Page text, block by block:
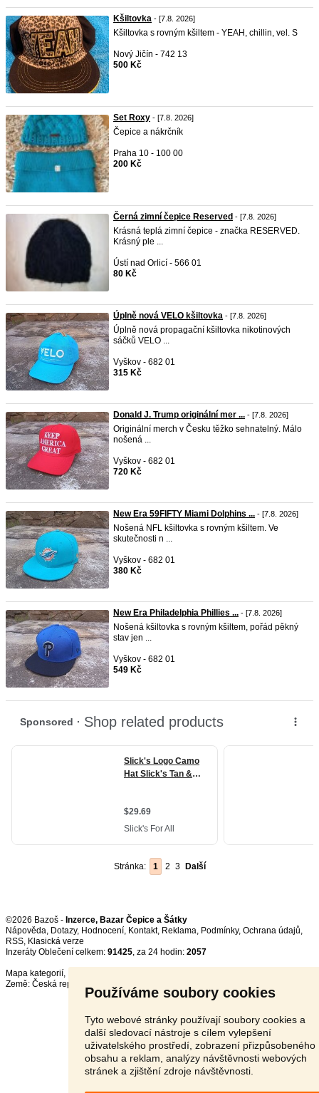
Používáme soubory cookies
Tyto webové stránky používají soubory cookies a
další sledovací nástroje s cílem vylepšení
uživatelského prostředí, zobrazení přizpůsobeného
obsahu a reklam, analýzy návštěvnosti webových
stránek a zjištění zdroje návštěvnosti.
Kšiltovka - [7.8. 2026]
Kšiltovka s rovným kšiltem - YEAH, chillin, vel. S
Nový Jičín - 742 13
500 Kč
Set Roxy - [7.8. 2026]
Čepice a nákrčník
Praha 10 - 100 00
200 Kč
Černá zimní čepice Reserved - [7.8. 2026]
Krásná teplá zimní čepice - značka RESERVED.
Krásný ple ...
Ústí nad Orlicí - 566 01
80 Kč
Úplně nová VELO kšiltovka - [7.8. 2026]
Úplně nová propagační kšiltovka nikotinových
sáčků VELO ...
Vyškov - 682 01
315 Kč
Donald J. Trump originální mer ... - [7.8. 2026]
Originální merch v Česku těžko sehnatelný. Málo
nošená ...
Vyškov - 682 01
720 Kč
New Era 59FIFTY Miami Dolphins ... - [7.8. 2026]
Nošená NFL kšiltovka s rovným kšiltem. Ve
skutečnosti n ...
Vyškov - 682 01
380 Kč
New Era Philadelphia Phillies ... - [7.8. 2026]
Nošená kšiltovka s rovným kšiltem, pořád pěkný
stav jen ...
Vyškov - 682 01
549 Kč
Stránka: 1 2 3 Další
©2026 Bazoš - Inzerce, Bazar Čepice a Šátky
Nápověda, Dotazy, Hodnocení, Kontakt, Reklama, Podmínky, Ochrana údajů,
RSS,
Inzeráty Oblečení celkem: 91425, za 24 hodin: 2057
Mapa kategorií,
Země: Česká republika